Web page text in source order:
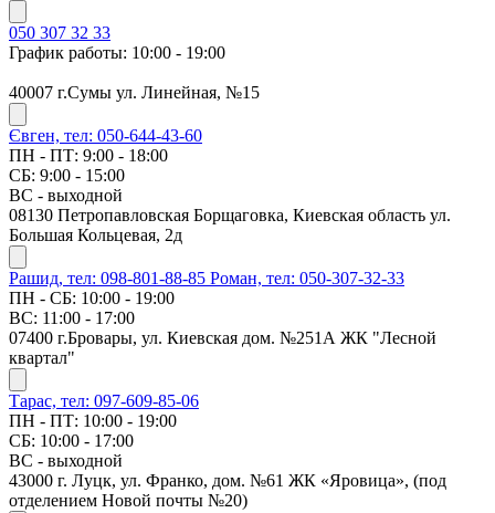
050 307 32 33
График работы: 10:00 - 19:00
40007 г.Сумы ул. Линейная, №15
Євген, тел: 050-644-43-60
ПН - ПТ: 9:00 - 18:00
СБ: 9:00 - 15:00
ВС - выходной
08130 Петропавловская Борщаговка, Киевская область ул.
Большая Кольцевая, 2д
Рашид, тел: 098-801-88-85 Роман, тел: 050-307-32-33
ПН - СБ: 10:00 - 19:00
ВС: 11:00 - 17:00
07400 г.Бровары, ул. Киевская дом. №251А ЖК "Лесной
квартал"
Тарас, тел: 097-609-85-06
ПН - ПТ: 10:00 - 19:00
СБ: 10:00 - 17:00
ВС - выходной
43000 г. Луцк, ул. Франко, дом. №61 ЖК «Яровица», (под
отделением Новой почты №20)